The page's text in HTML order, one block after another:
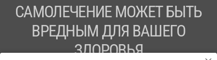
САМОЛЕЧЕНИЕ МОЖЕТ БЫТЬ
ВРЕДНЫМ ДЛЯ ВАШЕГО
ЗДОРОВЬЯ